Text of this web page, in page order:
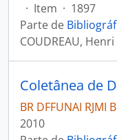
· Item · 1897
Parte de
COUDREAU,
BR DFFUNAI RJMI
2010